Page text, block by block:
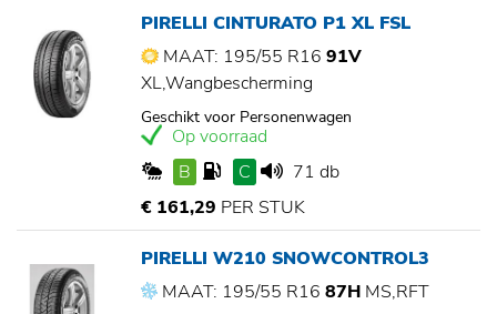
PIRELLI CINTURATO P1 XL FSL
MAAT: 195/55 R16 91V
XL,Wangbescherming
Geschikt voor Personenwagen
Op voorraad
B
C
71 db
€ 161,29 PER STUK
PIRELLI W210 SNOWCONTROL3
MAAT: 195/55 R16 87H MS,RFT